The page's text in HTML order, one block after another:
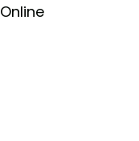
Online